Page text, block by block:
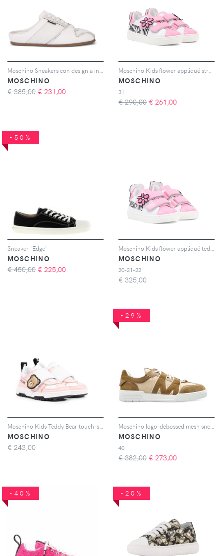
MOSCHINO
€ 385,00 € 231,00
MOSCHINO
31
€ 290,00 € 261,00
-50%
Sneaker 'Edge'
MOSCHINO
€ 450,00 € 225,00
MOSCHINO
20-21-22
€ 325,00
MOSCHINO
€ 243,00
-29%
MOSCHINO
40
€ 382,00 € 273,00
-40% -20%